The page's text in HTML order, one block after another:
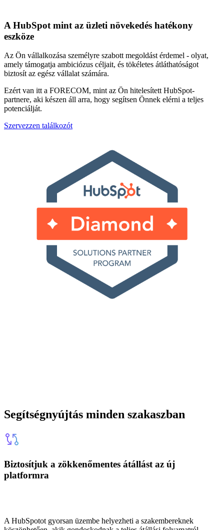
A HubSpot mint az üzleti növekedés hatékony
eszköze
Az Ön vállalkozása személyre szabott megoldást érdemel - olyat,
amely támogatja ambiciózus céljait, és tökéletes átláthatóságot
biztosít az egész vállalat számára.
Ezért van itt a FORECOM, mint az Ön hitelesített HubSpot-
partnere, aki készen áll arra, hogy segítsen Önnek elérni a teljes
potenciálját.
Szervezzen találkozót
Segítségnyújtás minden szakaszban
Biztosítjuk a zökkenőmentes átállást az új
platformra
A HubSpotot gyorsan üzembe helyezheti a szakembereknek